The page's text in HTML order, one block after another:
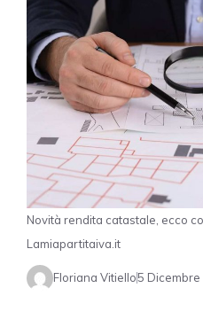
Novità rendita catastale, ecco
Lamiapartitaiva.it
Floriana Vitiello5 Dicembre